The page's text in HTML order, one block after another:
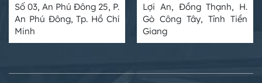
Số 03, An Phú Đông 25, P.
An Phú Đông, Tp. Hồ Chí
Minh
Lợi An, Đồng Thạnh, H.
Gò Công Tây, Tỉnh Tiền
Giang